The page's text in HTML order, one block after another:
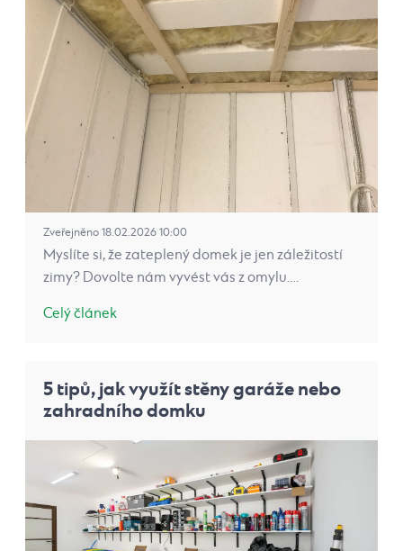
Zveřejněno 18.02.2026 10:00
Myslíte si, že zateplený domek je jen záležitostí
zimy? Dovolte nám vyvést vás z omylu.…
Celý článek
5 tipů, jak využít stěny garáže nebo
zahradního domku